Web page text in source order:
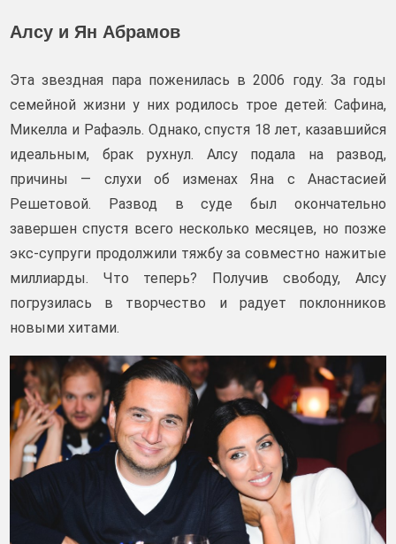
Алсу и Ян Абрамов
Эта звездная пара поженилась в 2006 году. За годы
семейной жизни у них родилось трое детей: Сафина,
Микелла и Рафаэль. Однако, спустя 18 лет, казавшийся
идеальным, брак рухнул. Алсу подала на развод,
причины — слухи об изменах Яна с Анастасией
Решетовой. Развод в суде был окончательно
завершен спустя всего несколько месяцев, но позже
экс-супруги продолжили тяжбу за совместно нажитые
миллиарды. Что теперь? Получив свободу, Алсу
погрузилась в творчество и радует поклонников
новыми хитами.